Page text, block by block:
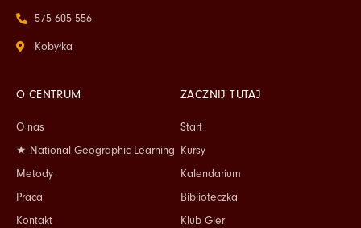
575 605 556
Kobyłka
O CENTRUM
O nas
★ National Geographic Learning
Metody
Praca
Kontakt
ZACZNIJ TUTAJ
Start
Kursy
Kalendarium
Biblioteczka
Klub Gier